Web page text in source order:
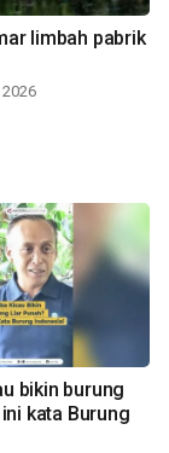
limbah pabrik
bikin burung
kata Burung